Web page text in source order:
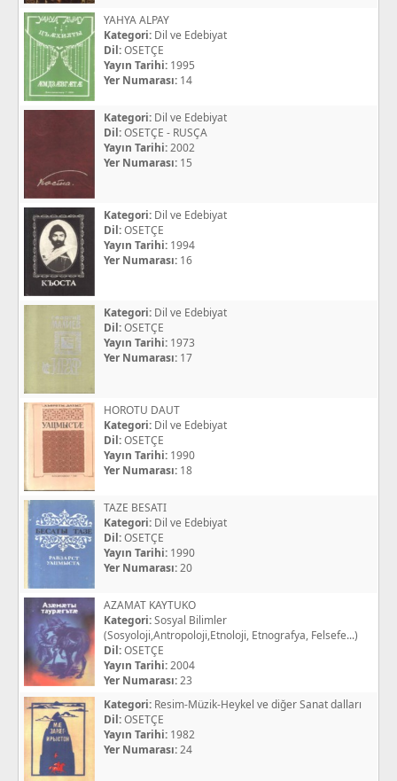
YAHYA ALPAY
Kategori: Dil ve Edebiyat
Dil:OSETÇE
Yayın Tarihi: 1995
Yer Numarası: 14
Kategori: Dil ve Edebiyat
Dil:OSETÇE - RUSÇA
Yayın Tarihi:2002
Yer Numarası: 15
Kategori: Dil ve Edebiyat
Dil:OSETÇE
Yayın Tarihi: 1994
Yer Numarası: 16
Kategori: Dil ve Edebiyat
Dil:OSETÇE
Yayın Tarihi: 1973
Yer Numarası: 17
HOROTU DAUT
Kategori: Dil ve Edebiyat
Dil:OSETÇE
Yayın Tarihi: 1990
Yer Numarası: 18
TAZE BESATI
Kategori: Dil ve Edebiyat
Dil:OSETÇE
Yayın Tarihi: 1990
Yer Numarası:20
AZAMAT KAYTUKO
Kategori:Sosyal Bilimler
(Sosyoloji,Antropoloji,Etnoloji, Etnografya, Felsefe...)
Dil:OSETÇE
Yayın Tarihi:2004
Yer Numarası:23
Kategori: Resim-Müzik-Heykel ve diğer Sanat dalları
Dil:OSETÇE
Yayın Tarihi: 1982
Yer Numarası:24